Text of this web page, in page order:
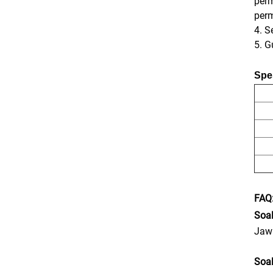
4.
5.